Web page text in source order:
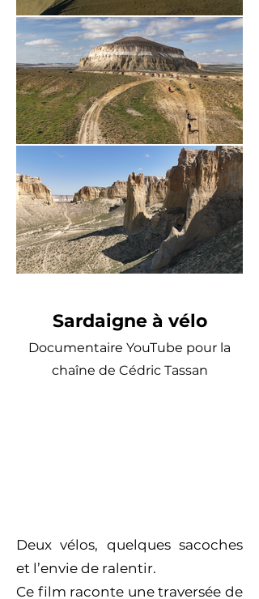
Sardaigne à vélo
Documentaire YouTube pour la
chaîne de Cédric Tassan
Deux vélos, quelques sacoches
et l’envie de ralentir.
Ce film raconte une traversée de